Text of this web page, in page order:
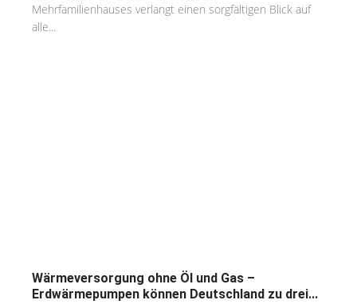
Mehrfamilienhauses verlangt einen sorgfältigen Blick auf
alle...
Wärmeversorgung ohne Öl und Gas –
Erdwärmepumpen können Deutschland zu drei...